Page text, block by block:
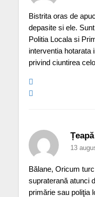
Bistrita oras de
depasite si ele.
Politia Locala si
interventia hotarata
privind ciuntirea
Țeapă
13
Bălane, Oricum
supraterană atunci
primărie sau poliţia